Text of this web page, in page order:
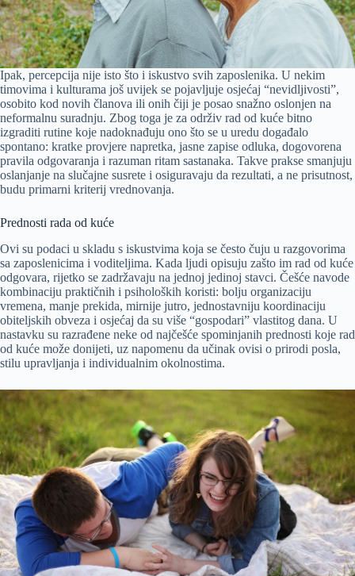
Ipak, percepcija nije isto što i iskustvo svih zaposlenika. U nekim
timovima i kulturama još uvijek se pojavljuje osjećaj “nevidljivosti”,
osobito kod novih članova ili onih čiji je posao snažno oslonjen na
neformalnu suradnju. Zbog toga je za održiv rad od kuće bitno
izgraditi rutine koje nadoknađuju ono što se u uredu događalo
spontano: kratke provjere napretka, jasne zapise odluka, dogovorena
pravila odgovaranja i razuman ritam sastanaka. Takve prakse smanjuju
oslanjanje na slučajne susrete i osiguravaju da rezultati, a ne prisutnost,
budu primarni kriterij vrednovanja.
Prednosti rada od kuće
Ovi su podaci u skladu s iskustvima koja se često čuju u razgovorima
sa zaposlenicima i voditeljima. Kada ljudi opisuju zašto im rad od kuće
odgovara, rijetko se zadržavaju na jednoj jedinoj stavci. Češće navode
kombinaciju praktičnih i psiholoških koristi: bolju organizaciju
vremena, manje prekida, mirnije jutro, jednostavniju koordinaciju
obiteljskih obveza i osjećaj da su više “gospodari” vlastitog dana. U
nastavku su razrađene neke od najčešće spominjanih prednosti koje rad
od kuće može donijeti, uz napomenu da učinak ovisi o prirodi posla,
stilu upravljanja i individualnim okolnostima.